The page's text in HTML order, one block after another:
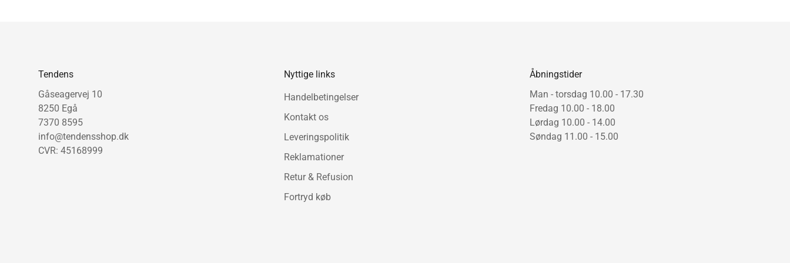
Tendens
Gåseagervej 10
8250 Egå
7370 8595
info@tendensshop.dk
CVR: 45168999
Nyttige links
Handelbetingelser
Kontakt os
Leveringspolitik
Reklamationer
Retur & Refusion
Fortryd køb
Åbningstider
Man - torsdag 10.00 - 17.30
Fredag 10.00 - 18.00
Lørdag 10.00 - 14.00
Søndag 11.00 - 15.00